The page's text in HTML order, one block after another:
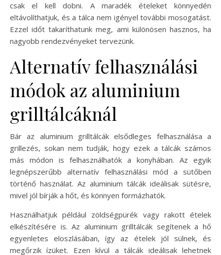
csak el kell dobni. A maradék ételeket könnyedén
eltávolíthatjuk, és a tálca nem igényel további mosogatást.
Ezzel időt takaríthatunk meg, ami különösen hasznos, ha
nagyobb rendezvényeket tervezünk.
Alternatív felhasználási
módok az aluminium
grilltálcáknál
Bár az aluminium grilltálcák elsődleges felhasználása a
grillezés, sokan nem tudják, hogy ezek a tálcák számos
más módon is felhasználhatók a konyhában. Az egyik
legnépszerűbb alternatív felhasználási mód a sütőben
történő használat. Az aluminium tálcák ideálisak sütésre,
mivel jól bírják a hőt, és könnyen formázhatók.
Használhatjuk például zöldségpürék vagy rakott ételek
elkészítésére is. Az aluminium grilltálcák segítenek a hő
egyenletes eloszlásában, így az ételek jól sülnek, és
megőrzik ízüket. Ezen kívül a tálcák ideálisak lehetnek